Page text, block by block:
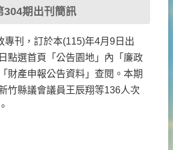
304期出刊簡訊
專刊，訂於本(115)年4月9日出
點選首頁「公告園地」內「廉政
財產申報公告資料」查閱。本期
竹縣議會議員王辰翔等136人次